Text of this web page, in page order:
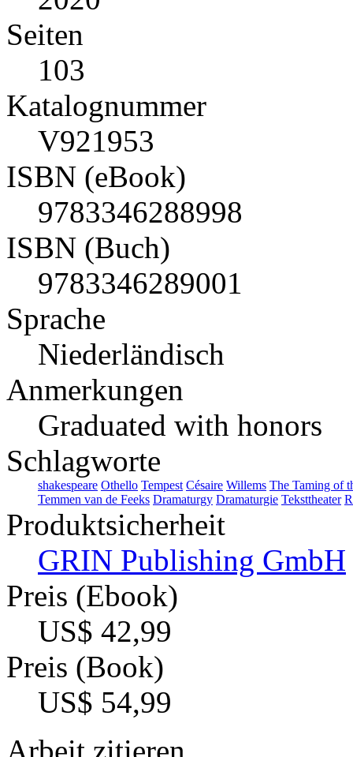
Seiten
103
Katalognummer
V921953
ISBN (eBook)
9783346288998
ISBN (Buch)
9783346289001
Sprache
Niederländisch
Anmerkungen
Graduated with honors
Schlagworte
shakespeare Othello Tempest Césaire Willems The Taming of
Temmen van de Feeks Dramaturgy Dramaturgie Teksttheater
Produktsicherheit
GRIN Publishing GmbH
Preis (Ebook)
US$ 42,99
Preis (Book)
US$ 54,99
Arbeit zitieren